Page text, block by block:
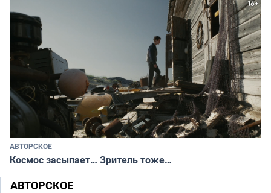
АВТОРСКОЕ
Космос засыпает… Зритель тоже…
АВТОРСКОЕ